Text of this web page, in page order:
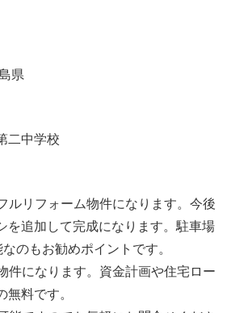
県
二中学校
ルリフォーム物件になります。今後
を追加して完成になります。駐車場
のもお勧めポイントです。
件になります。資金計画や住宅ロー
無料です。